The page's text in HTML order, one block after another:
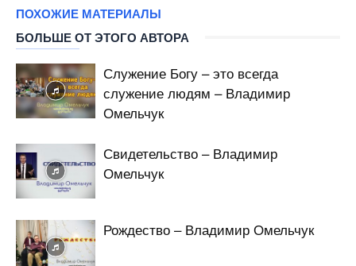
ПОХОЖИЕ МАТЕРИАЛЫ
БОЛЬШЕ ОТ ЭТОГО АВТОРА
Служение Богу – это всегда
служение людям – Владимир
Омельчук
Свидетельство – Владимир
Омельчук
Рождество – Владимир Омельчук